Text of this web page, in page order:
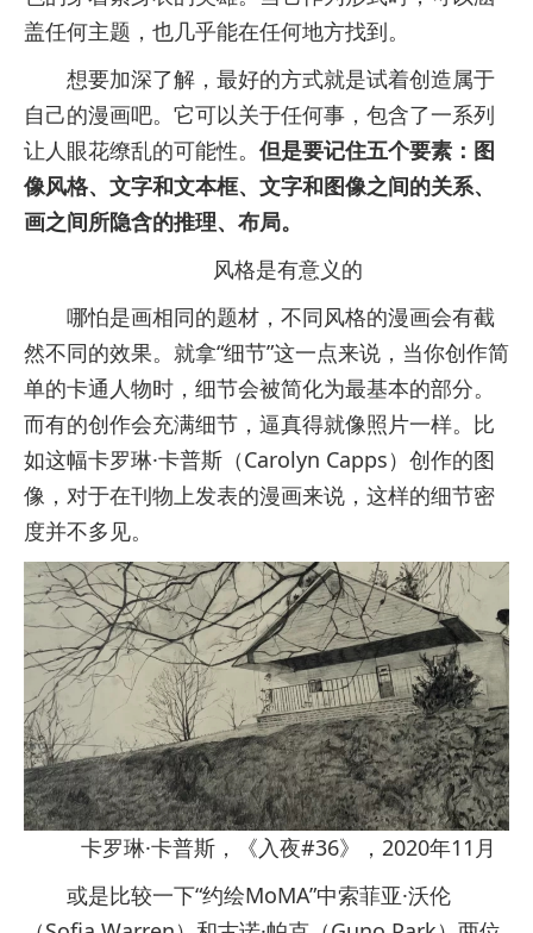
盖任何主题，也几乎能在任何地方找到。
想要加深了解，最好的方式就是试着创造属于
自己的漫画吧。它可以关于任何事，包含了一系列
让人眼花缭乱的可能性。 但是要记住五个要素：图
像风格、文字和文本框、文字和图像之间的关系、
画之间所隐含的推理、布局。
风格是有意义的
哪怕是画相同的题材，不同风格的漫画会有截
然不同的效果。就拿“细节”这一点来说，当你创作简
单的卡通人物时，细节会被简化为最基本的部分。
而有的创作会充满细节，逼真得就像照片一样。比
如这幅卡罗琳·卡普斯（Carolyn Capps）创作的图
像，对于在刊物上发表的漫画来说，这样的细节密
度并不多见。
卡罗琳·卡普斯，《入夜#36》，2020年11月
或是比较一下“约绘MoMA”中索菲亚·沃伦